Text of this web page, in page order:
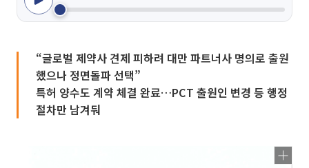
“글로벌 제약사 견제 피하려 대만 파트너사 명의로 출원
했으나 정면돌파 선택”
특허 양수도 계약 체결 완료…PCT 출원인 변경 등 행정
절차만 남겨둬